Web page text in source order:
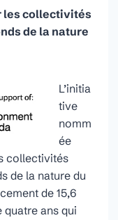
les collectivités
de la nature
L’initia
tive
nomm
ée
collectivités
de la nature du
de 15,6
quatre ans qui